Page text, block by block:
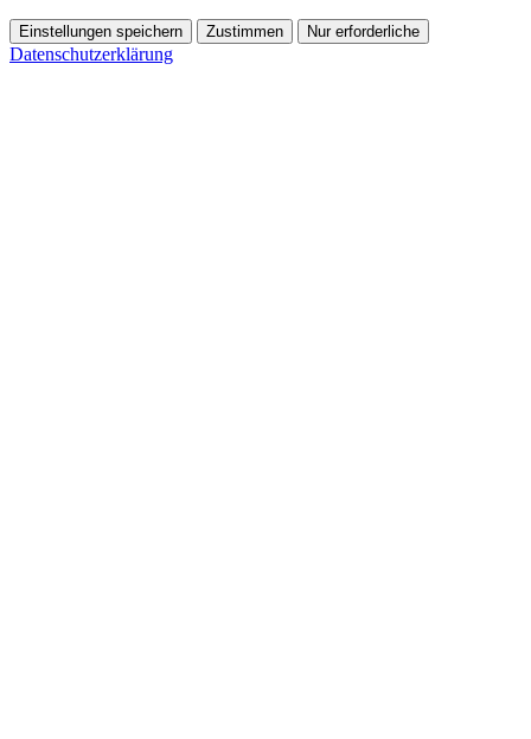
Einstellungen speichern Zustimmen Nur erforderliche
Datenschutzerklärung